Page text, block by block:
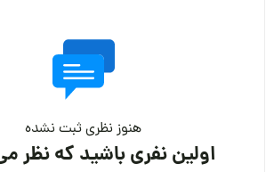
هنوز نظری ثبت نشده
اولین نفری باشید که نظر